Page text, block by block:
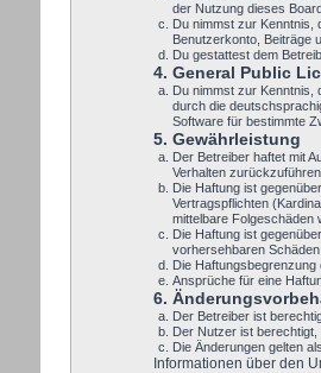
der Nutzung dieses
Du nimmst zur Kenntnis,
Benutzerkonto, Beiträge
Du gestattest dem
4. General Public
Du nimmst zur Kenntnis,
durch die
Software für bestimmte
5. Gewährleistung
Der Betreiber haftet mit
Verhalten
Die Haftung ist
Vertragspflichten
mittelbare Folgeschäden
Die Haftung ist
vorhersehbaren
Die Haftungsbegrenzung
Ansprüche für eine
6.
Der Betreiber ist
Der Nutzer ist
Die Änderungen gelten
Informationen über den